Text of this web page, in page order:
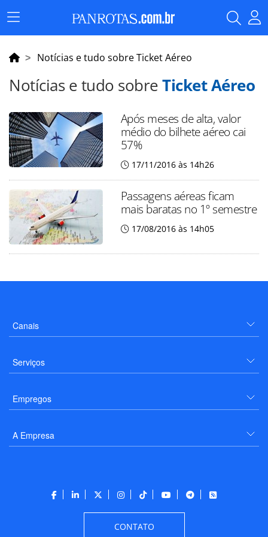
Menu
Principal
Notícias e tudo sobre Ticket Aéreo
Notícias e tudo sobreTicket Aéreo
Após meses de alta, valor
médio do bilhete aéreo cai
57%
17/11/2016 às 14h26
Passagens aéreas ficam
mais baratas no 1º semestre
17/08/2016 às 14h05
Canais
Serviços
Empregos
A Empresa
CONTATO